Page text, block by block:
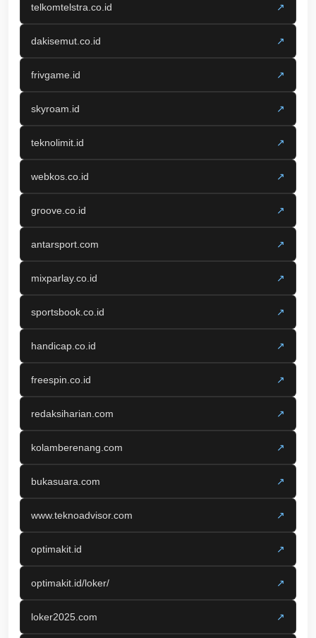
telkomtelstra.co.id ↗
dakisemut.co.id ↗
frivgame.id ↗
skyroam.id ↗
teknolimit.id ↗
webkos.co.id ↗
groove.co.id ↗
antarsport.com ↗
mixparlay.co.id ↗
sportsbook.co.id ↗
handicap.co.id ↗
freespin.co.id ↗
redaksiharian.com ↗
kolamberenang.com ↗
bukasuara.com ↗
www.teknoadvisor.com ↗
optimakit.id ↗
optimakit.id/loker/ ↗
loker2025.com ↗